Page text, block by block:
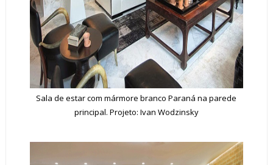
Sala de estar com mármore branco Paraná na parede
principal. Projeto: Ivan Wodzinsky